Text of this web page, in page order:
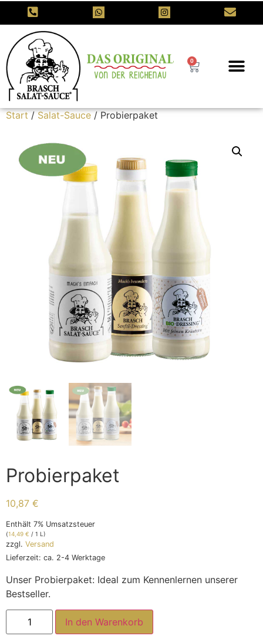
0
Start / Salat-Sauce / Probierpaket
Probierpaket
10,87 €
Enthält 7% Umsatzsteuer
(14,49 € / 1 L)
zzgl. Versand
Lieferzeit: ca. 2-4 Werktage
Unser Probierpaket: Ideal zum Kennenlernen unserer
Bestseller.
In den Warenkorb